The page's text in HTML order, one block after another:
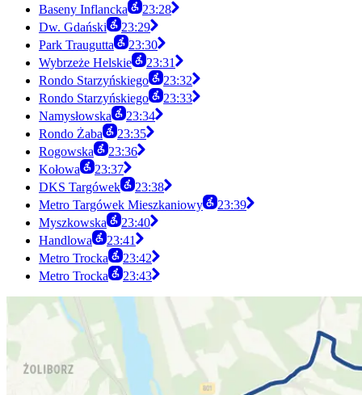
Baseny Inflancka
23:28
Dw. Gdański
23:29
Park Traugutta
23:30
Wybrzeże Helskie
23:31
Rondo Starzyńskiego
23:32
Rondo Starzyńskiego
23:33
Namysłowska
23:34
Rondo Żaba
23:35
Rogowska
23:36
Kołowa
23:37
DKS Targówek
23:38
Metro Targówek Mieszkaniowy
23:39
Myszkowska
23:40
Handlowa
23:41
Metro Trocka
23:42
Metro Trocka
23:43